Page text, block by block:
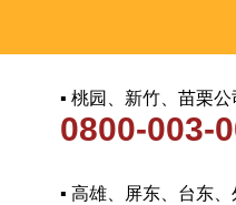
▪ 桃园、新竹、苗栗公
0800-003-
▪ 高雄、屏东、台东、